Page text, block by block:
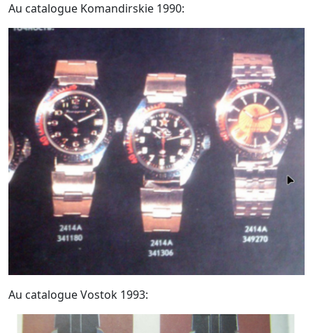
Au catalogue Komandirskie 1990:
Au catalogue Vostok 1993: